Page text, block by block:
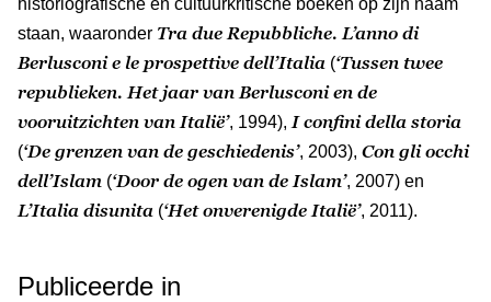
staan, waaronder Tra due Repubbliche. L’anno di
Berlusconi e le prospettive dell’Italia (‘Tussen twee
republieken. Het jaar van Berlusconi en de
vooruitzichten van Italië’, 1994), I confini della storia
(‘De grenzen van de geschiedenis’, 2003), Con gli occhi
dell’Islam (‘Door de ogen van de Islam’, 2007) en
L’Italia disunita (‘Het onverenigde Italië’, 2011).
Publiceerde in